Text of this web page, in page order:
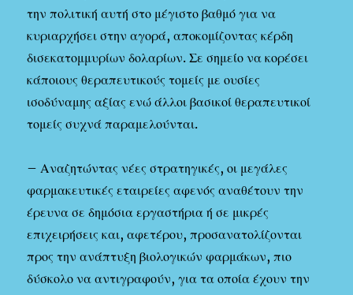
την πολιτική αυτή στο μέγιστο βαθμό για να
κυριαρχήσει στην αγορά, αποκομίζοντας κέρδη
δισεκατομμυρίων δολαρίων. Σε σημείο να κορέσει
κάποιους θεραπευτικούς τομείς με ουσίες
ισοδύναμης αξίας ενώ άλλοι βασικοί θεραπευτικοί
τομείς συχνά παραμελούνται.
– Αναζητώντας νέες στρατηγικές, οι μεγάλες
φαρμακευτικές εταιρείες αφενός αναθέτουν την
έρευνα σε δημόσια εργαστήρια ή σε μικρές
επιχειρήσεις και, αφετέρου, προσανατολίζονται
προς την ανάπτυξη βιολογικών φαρμάκων, πιο
δύσκολο να αντιγραφούν, για τα οποία έχουν την